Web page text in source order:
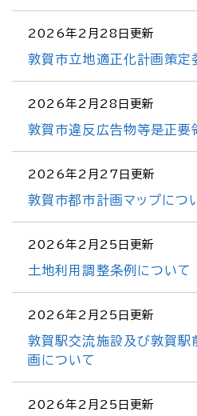
2026年2月28日更新
敦賀市立地適正化計画策定
2026年2月28日更新
敦賀市違反広告物等是正要
2026年2月27日更新
敦賀市都市計画マップにつ
2026年2月25日更新
土地利用調整条例について
2026年2月25日更新
敦賀駅交流施設及び敦賀駅
画について
2026年2月25日更新